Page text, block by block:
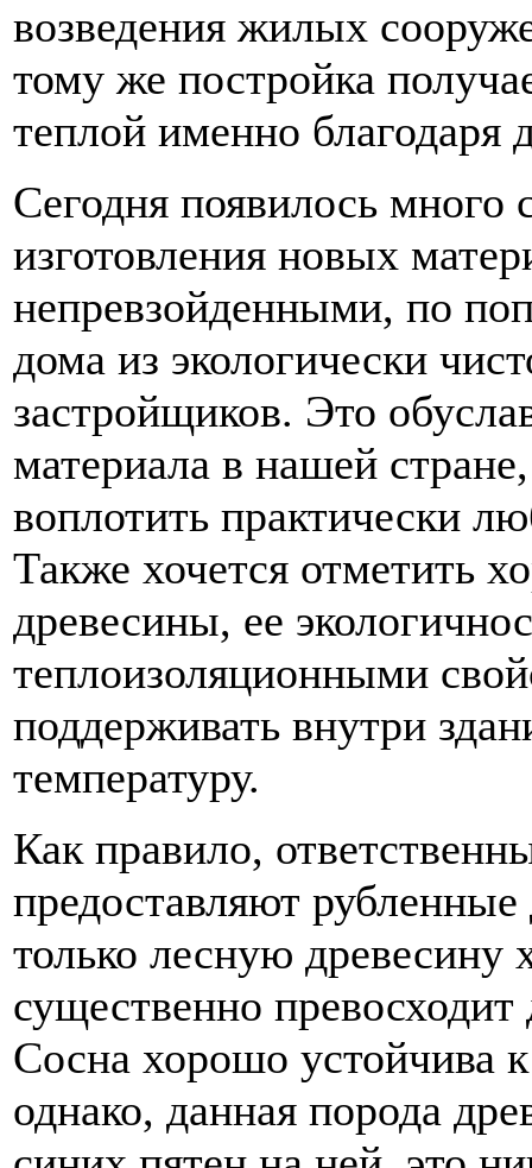
возведения жилых
тому же постройка
теплой именно благодаря
Сегодня появилось много
изготовления новых
непревзойденными, по
дома из экологически
застройщиков. Это
материала в нашей
воплотить практически
Также хочется отметить
древесины, ее
теплоизоляционными
поддерживать внутри
температуру.
Как правило,
предоставляют
только лесную древесину
существенно
Сосна хорошо устойчива
однако, данная порода